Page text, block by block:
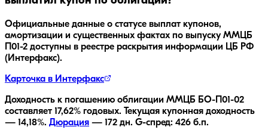
Официальные данные о статусе выплат купонов,
амортизации и существенных фактах по выпуску ММЦБ
П01-2 доступны в реестре раскрытия информации ЦБ РФ
(Интерфакс).
Карточка в Интерфакс
Доходность к погашению облигации ММЦБ БО-П01-02
составляет 17,62% годовых. Текущая купонная доходность
— 14,18%. Дюрация — 172 дн. G-спред: 426 б.п.